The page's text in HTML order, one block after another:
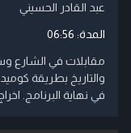
عبد القادر الحسيني
المدة: 06:56
مقابلات في الشارع
والتاريخ بطريقة
في نهاية البرنامج.